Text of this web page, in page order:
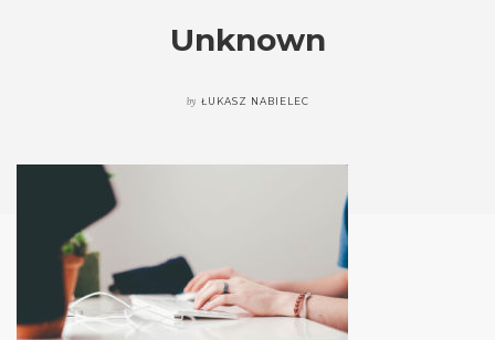
SEARCH
Unknown
by ŁUKASZ NABIELEC